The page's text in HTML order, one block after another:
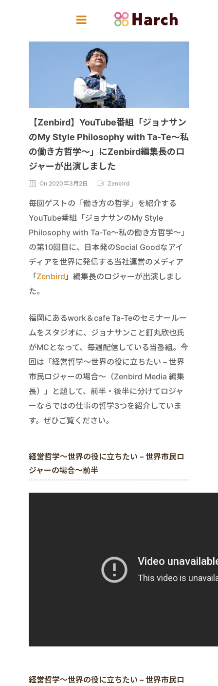
【Zenbird】YouTube番組「ジョナサン
のMy Style Philosophy with Ta-Te～私
の働き方哲学～」にZenbird編集長のロ
ジャーが出演しました
On 2020年3月2日 Zenbird
毎回ゲストの「働き方の哲学」を紹介する
YouTube番組「ジョナサンのMy Style
Philosophy with Ta-Te～私の働き方哲学～」
の第10回目に、日本発のSocial Goodなアイ
ディアを世界に発信する当社運営のメディア
「Zenbird」編集長のロジャーが出演しまし
た。
福岡にあるwork＆cafe Ta-Teのセミナールー
ムをスタジオに、ジョナサンこと釘丸欣也氏
がMCとなって、毎週配信している当番組。今
回は「経営哲学～世界の役に立ちたい – 世界
市民ロジャーの場合～（Zenbird Media 編集
長）」と題して、前半・後半に分けてロジャ
ーならではの仕事の哲学3つを紹介していま
す。ぜひご覧ください。
経営哲学～世界の役に立ちたい – 世界市民ロ
ジャーの場合～前半
経営哲学～世界の役に立ちたい – 世界市民ロ